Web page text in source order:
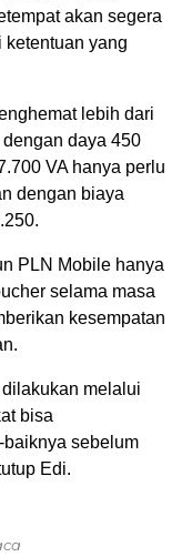
akan segera
ketentuan yang
lebih dari
daya 450
VA hanya perlu
dengan biaya
PLN Mobile hanya
selama masa
kesempatan
melalui
bisa
sebelum
Edi.